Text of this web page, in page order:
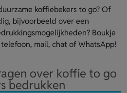
koffiebekers to go? Of
bijvoorbeeld over een
Boukje
mail, chat of WhatsApp!
over koffie to go
bedrukken